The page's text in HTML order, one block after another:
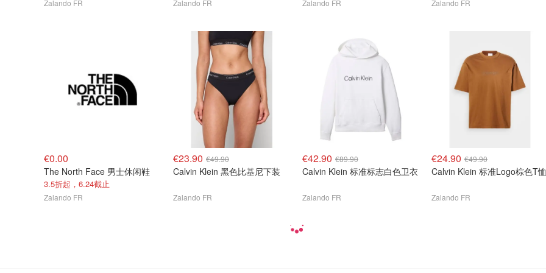
Zalando FR Zalando FR Zalando FR Zalando FR
€0.00
The North Face 男士休闲鞋
3.5折起，6.24截止
Zalando FR
€23.90 €49.90
Calvin Klein 黑色比基尼下装
Zalando FR
€42.90 €89.90
Calvin Klein 标准标志白色卫衣
Zalando FR
€24.90 €49.90
Calvin Klein 标准Logo棕色T恤
Zalando FR